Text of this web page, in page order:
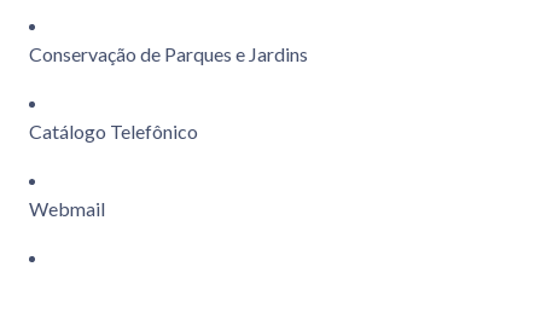
Conservação de Parques e Jardins
Catálogo Telefônico
Webmail